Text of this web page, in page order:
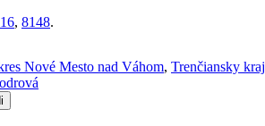
, 8148.
Nové Mesto nad Váhom, Trenčiansky kraj